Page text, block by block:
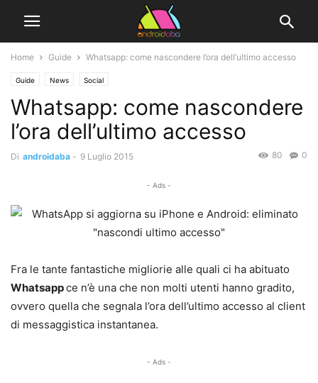
Home Guide Whatsapp: come nascondere l’ora dell’ultimo accesso
Guide News Social
Whatsapp: come nascondere
l’ora dell’ultimo accesso
Di androidaba - 9 Luglio 2015 0
80
- Ads -
Fra le tante fantastiche migliorie alle quali ci ha abituato
Whatsappce n’è una che non molti utenti hanno gradito,
ovvero quella che segnala l’ora dell’ultimo accesso al client
di messaggistica instantanea.
- Ads -